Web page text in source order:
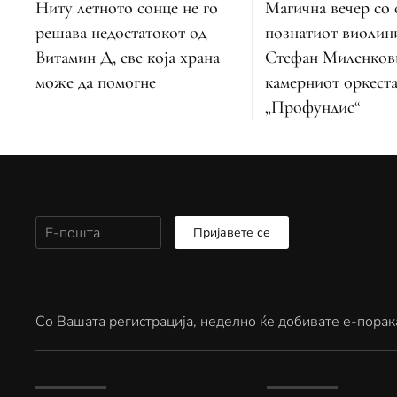
Ниту летното сонце не го
решава недостатокот од
Витамин Д, еве која храна
може да помогне
Магична вечер со
познатиот
Стефан
камерниот
„Профундис“
Пријавете се
Со Вашата регистрација, неделно ќе добивате е-